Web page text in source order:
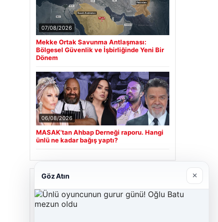
07/08/2026
Mekke Ortak Savunma Antlaşması:
Bölgesel Güvenlik ve İşbirliğinde Yeni Bir
Dönem
06/08/2026
MASAK’tan Ahbap Derneği raporu. Hangi
ünlü ne kadar bağış yaptı?
Son Eklenen Firmalar
Cengiz Sigorta
Göz Atın ×